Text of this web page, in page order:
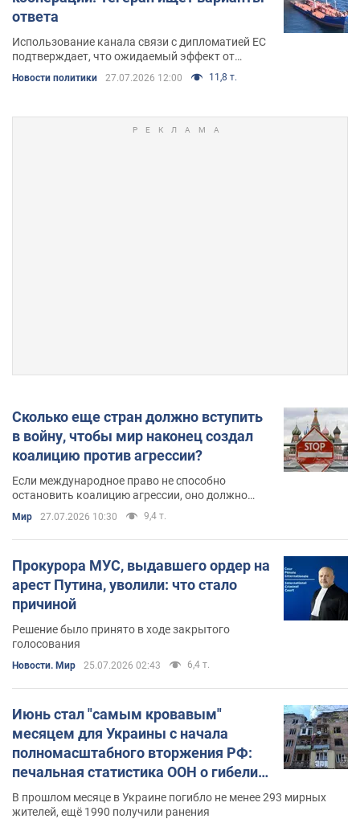
ответа
Использование канала связи с дипломатией ЕС
подтверждает, что ожидаемый эффект от
действий Ирана носит прежде всего
информационно-политический, а не военный
Новости политики 27.07.2026 12:00 11,8 т.
Сколько еще стран должно вступить
в войну, чтобы мир наконец создал
коалицию против агрессии?
Если международное право не способно
остановить коалицию агрессии, оно должно
быть защищено коалицией государств, готовых
его отстоять
Мир 27.07.2026 10:30 9,4 т.
Прокурора МУС, выдавшего ордер на
арест Путина, уволили: что стало
причиной
Решение было принято в ходе закрытого
голосования
Новости. Мир 25.07.2026 02:43 6,4 т.
Июнь стал "самым кровавым"
месяцем для Украины с начала
полномасштабного вторжения РФ:
печальная статистика ООН о гибели
мирных жителей
В прошлом месяце в Украине погибло не менее 293 мирных
жителей, ещё 1990 получили ранения